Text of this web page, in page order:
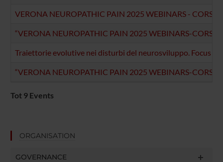
VERONA NEUROPATHIC PAIN 2025 WEBINARS -
“VERONA NEUROPATHIC PAIN 2025 WEBINARS-
Traiettorie evolutive nei disturbi del neurosviluppo. Focus su
“VERONA NEUROPATHIC PAIN 2025 WEBINARS-
Tot 9 Events
ORGANISATION
GOVERNANCE